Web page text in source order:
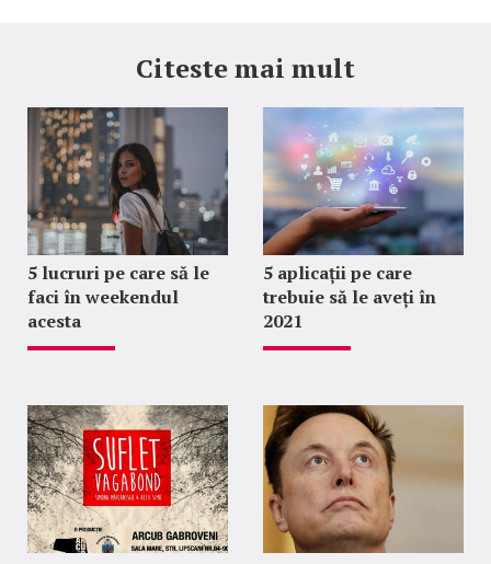
Citeste mai mult
5 lucruri pe care să le
faci în weekendul
acesta
5 aplicații pe care
trebuie să le aveți în
2021